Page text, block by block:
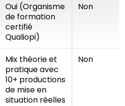
Oui (Organisme
de formation
certifié
Qualiopi)
Non
Mix théorie et
pratique avec
10+ productions
de mise en
situation réelles
Non